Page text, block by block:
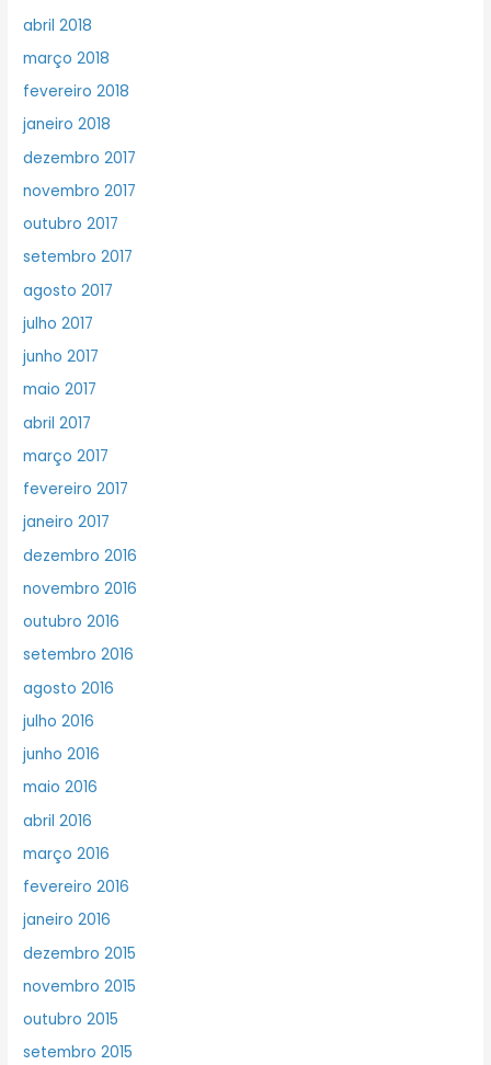
abril 2018
março 2018
fevereiro 2018
janeiro 2018
dezembro 2017
novembro 2017
outubro 2017
setembro 2017
agosto 2017
julho 2017
junho 2017
maio 2017
abril 2017
março 2017
fevereiro 2017
janeiro 2017
dezembro 2016
novembro 2016
outubro 2016
setembro 2016
agosto 2016
julho 2016
junho 2016
maio 2016
abril 2016
março 2016
fevereiro 2016
janeiro 2016
dezembro 2015
novembro 2015
outubro 2015
setembro 2015